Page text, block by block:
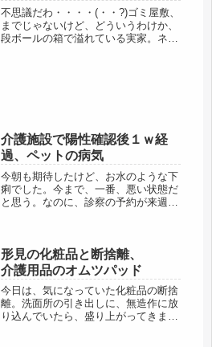
不思議だわ・・・・(・・?)ゴミ屋敷、
までじゃないけど、どういうわけか、
段ボールの箱で溢れている実家。ネッ
介護施設で陽性確認後１ｗ経
過、ペットの病気
今朝も期待したけど、お水のような下
痢でした。今まで、一番、悪い状態だ
と思う。なのに、診察の予約が来週だ
ンをたべるかと聞いたら、怖がってい
ま...
形見の化粧品と断捨離、
介護用品のオムツパッド
今日は、気になっていた化粧品の断捨
離。洗面所の引き出しに、無造作に放
り込んでいたら、盛り上がってきまし